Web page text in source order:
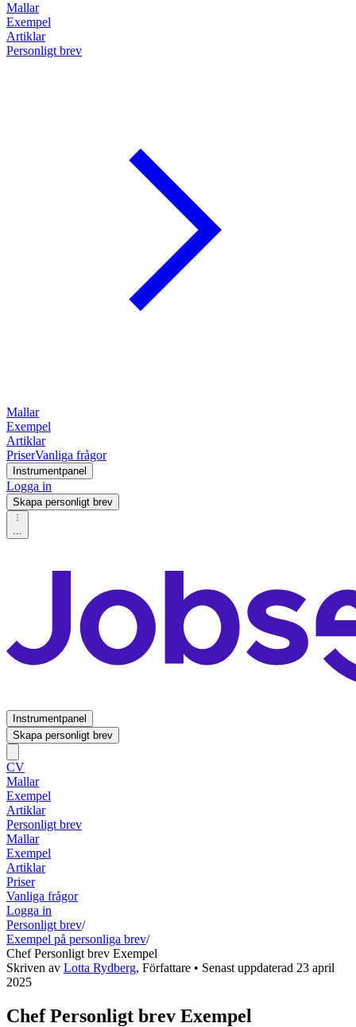
Mallar
Exempel
Artiklar
Personligt brev
Mallar
Exempel
Artiklar
PriserVanliga frågor
Instrumentpanel
Logga in
Skapa personligt brev
...
Instrumentpanel
Skapa personligt brev
CV
Mallar
Exempel
Artiklar
Personligt brev
Mallar
Exempel
Artiklar
Priser
Vanliga frågor
Logga in
Personligt brev/
Exempel på personliga brev/
Chef Personligt brev Exempel
Skriven av Lotta Rydberg, Författare • Senast uppdaterad 23 april
2025
Chef Personligt brev Exempel